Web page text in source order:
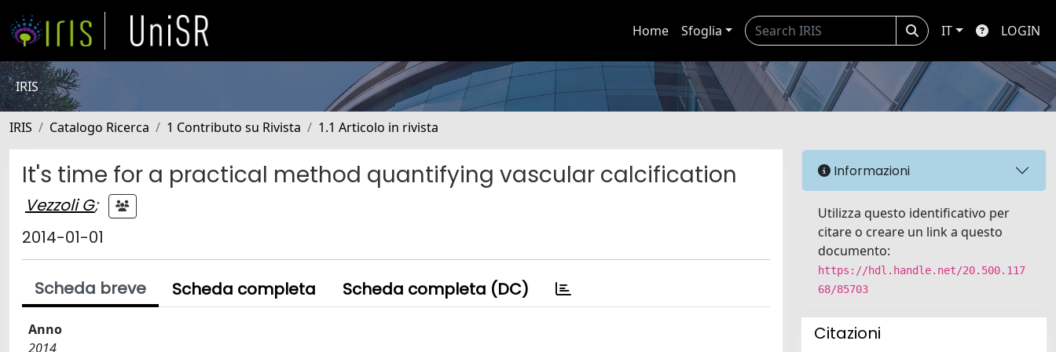
Home Sfoglia IT LOGIN
IRIS
IRIS Catalogo Ricerca 1 Contributo su Rivista 1.1 Articolo in rivista
It's time for a practical method quantifying vascular calcification
Vezzoli G;
2014-01-01
Scheda breve Scheda completa Scheda completa (DC)
Anno
2014
Informazioni
Utilizza questo identificativo per
citare o creare un link a questo
documento:
https://hdl.handle.net/20.500.117
68/85703
Citazioni